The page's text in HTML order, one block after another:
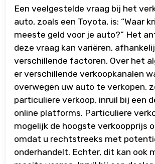
Een veelgestelde vraag bij het
auto, zoals een Toyota, is: “Waar
meeste geld voor je auto?” Het
deze vraag kan variëren,
verschillende factoren. Over het
er verschillende verkoopkanalen
overwegen uw auto te verkopen,
particuliere verkoop, inruil bij een
online platforms. Particuliere
mogelijk de hoogste verkoopprijs
omdat u rechtstreeks met
onderhandelt. Echter, dit kan ook